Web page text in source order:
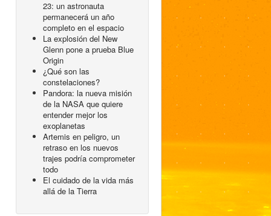
23: un astronauta
permanecerá un año
completo en el espacio
La explosión del New
Glenn pone a prueba Blue
Origin
¿Qué son las
constelaciones?
Pandora: la nueva misión
de la NASA que quiere
entender mejor los
exoplanetas
Artemis en peligro, un
retraso en los nuevos
trajes podría comprometer
todo
El cuidado de la vida más
allá de la Tierra